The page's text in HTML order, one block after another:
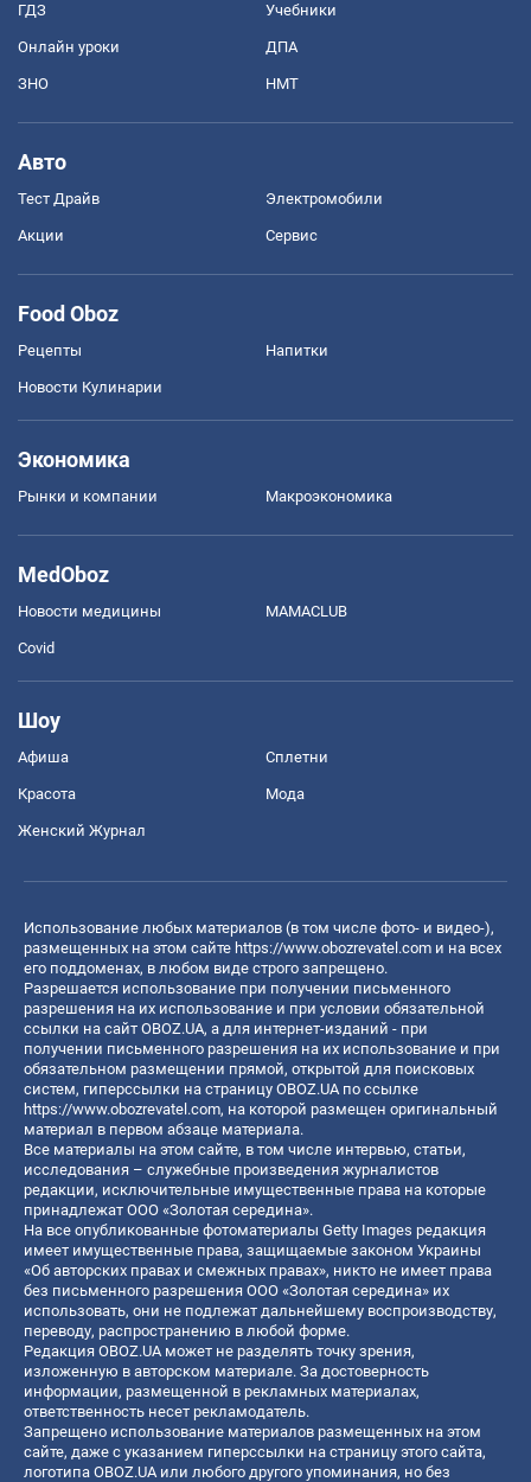
ГДЗ Учебники
Онлайн уроки ДПА
ЗНО НМТ
Авто
Тест Драйв Электромобили
Акции Сервис
Food Oboz
Рецепты Напитки
Новости Кулинарии
Экономика
Рынки и компании Mакроэкономика
MedOboz
Новости медицины MAMACLUB
Covid
Шоу
Афиша Сплетни
Красота Мода
Женский Журнал
Использование любых материалов (в том числе фото- и видео-),
размещенных на этом сайте https://www.obozrevatel.com и на всех
его поддоменах, в любом виде строго запрещено.
Разрешается использование при получении письменного
разрешения на их использование и при условии обязательной
ссылки на сайт OBOZ.UA, а для интернет-изданий - при
получении письменного разрешения на их использование и при
обязательном размещении прямой, открытой для поисковых
систем, гиперссылки на страницу OBOZ.UA по ссылке
https://www.obozrevatel.com, на которой размещен оригинальный
материал в первом абзаце материала.
Все материалы на этом сайте, в том числе интервью, статьи,
исследования – служебные произведения журналистов
редакции, исключительные имущественные права на которые
принадлежат ООО «Золотая середина».
На все опубликованные фотоматериалы Getty Images редакция
имеет имущественные права, защищаемые законом Украины
«Об авторских правах и смежных правах», никто не имеет права
без письменного разрешения ООО «Золотая середина» их
использовать, они не подлежат дальнейшему воспроизводству,
переводу, распространению в любой форме.
Редакция OBOZ.UA может не разделять точку зрения,
изложенную в авторском материале. За достоверность
информации, размещенной в рекламных материалах,
ответственность несет рекламодатель.
Запрещено использование материалов размещенных на этом
сайте, даже с указанием гиперссылки на страницу этого сайта,
логотипа OBOZ.UA или любого другого упоминания, но без